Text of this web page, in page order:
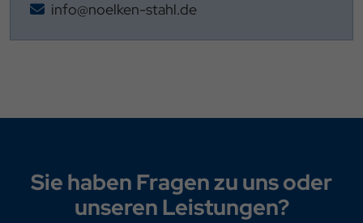
info@noelken-stahl.de
Sie haben Fragen zu uns oder
unseren Leistungen?